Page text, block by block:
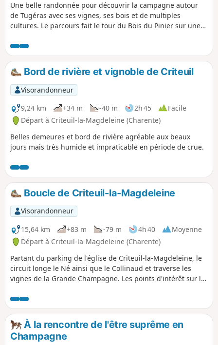
Une belle randonnée pour découvrir la campagne autour
de Tugéras avec ses vignes, ses bois et de multiples
cultures. Le parcours fait le tour du Bois du Pinier sur une
Bord de rivière et vignoble de Criteuil
Visorandonneur
9,24 km
+34 m -40 m 2h 45
Facile
Départ à Criteuil-la-Magdeleine (Charente)
Belles demeures et bord de rivière agréable aux beaux
jours mais très humide et impraticable en période de crue.
Boucle de Criteuil-la-Magdeleine
Visorandonneur
15,64 km
+83 m -79 m 4h 40
Moyenne
Départ à Criteuil-la-Magdeleine (Charente)
Partant du parking de l'église de Criteuil-la-Magdeleine, le
circuit longe le Né ainsi que le Collinaud et traverse les
vignes de la Grande Champagne. Les points d'intérêt sur le
Chapelle de la Magdeleine, les belles propriétés viticoles, le
lavoir, la station de pompage pour l'eau potable, les vestiges
de moulin à eau et à vent ainsi que les différents points de
vue.À la rencontre de l'être suprême en
Champagne